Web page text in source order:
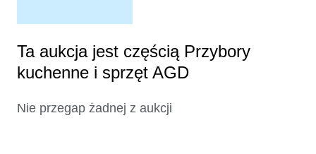
Ta aukcja jest częścią Przybory
kuchenne i sprzęt AGD
Nie przegap żadnej z aukcji